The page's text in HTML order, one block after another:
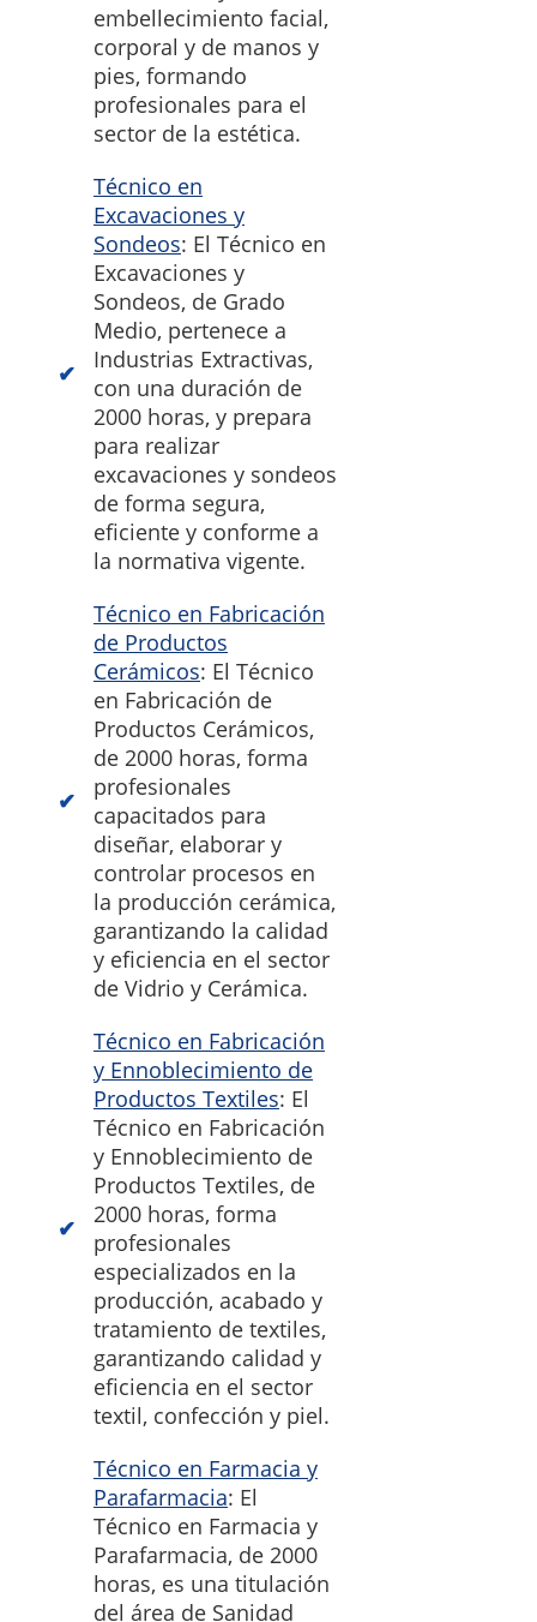
embellecimiento facial,
corporal y de manos y
pies, formando
profesionales para el
sector de la estética.
Técnico en
Excavaciones y
Sondeos: El Técnico en
Excavaciones y
Sondeos, de Grado
Medio, pertenece a
Industrias Extractivas,
con una duración de
2000 horas, y prepara
para realizar
excavaciones y sondeos
de forma segura,
eficiente y conforme a
la normativa vigente.
Técnico en Fabricación
de Productos
Cerámicos: El Técnico
en Fabricación de
Productos Cerámicos,
de 2000 horas, forma
profesionales
capacitados para
diseñar, elaborar y
controlar procesos en
la producción cerámica,
garantizando la calidad
y eficiencia en el sector
de Vidrio y Cerámica.
Técnico en Fabricación
y Ennoblecimiento de
Productos Textiles: El
Técnico en Fabricación
y Ennoblecimiento de
Productos Textiles, de
2000 horas, forma
profesionales
especializados en la
producción, acabado y
tratamiento de textiles,
garantizando calidad y
eficiencia en el sector
textil, confección y piel.
Técnico en Farmacia y
Parafarmacia: El
Técnico en Farmacia y
Parafarmacia, de 2000
horas, es una titulación
del área de Sanidad